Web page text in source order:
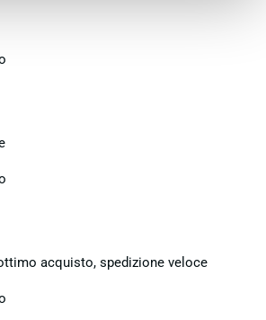
acquisto, spedizione veloce